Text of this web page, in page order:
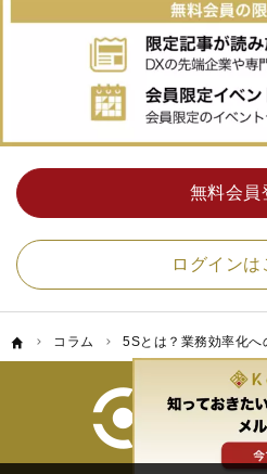
無料会員
ログインは
コラム 5Sとは？業務効率化